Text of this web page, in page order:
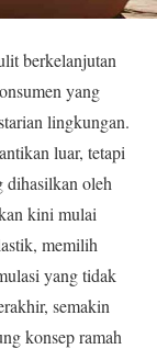
berkelanjutan
yang
lingkungan.
luar, tetapi
dihasilkan oleh
kini mulai
memilih
yang tidak
semakin
konsep ramah